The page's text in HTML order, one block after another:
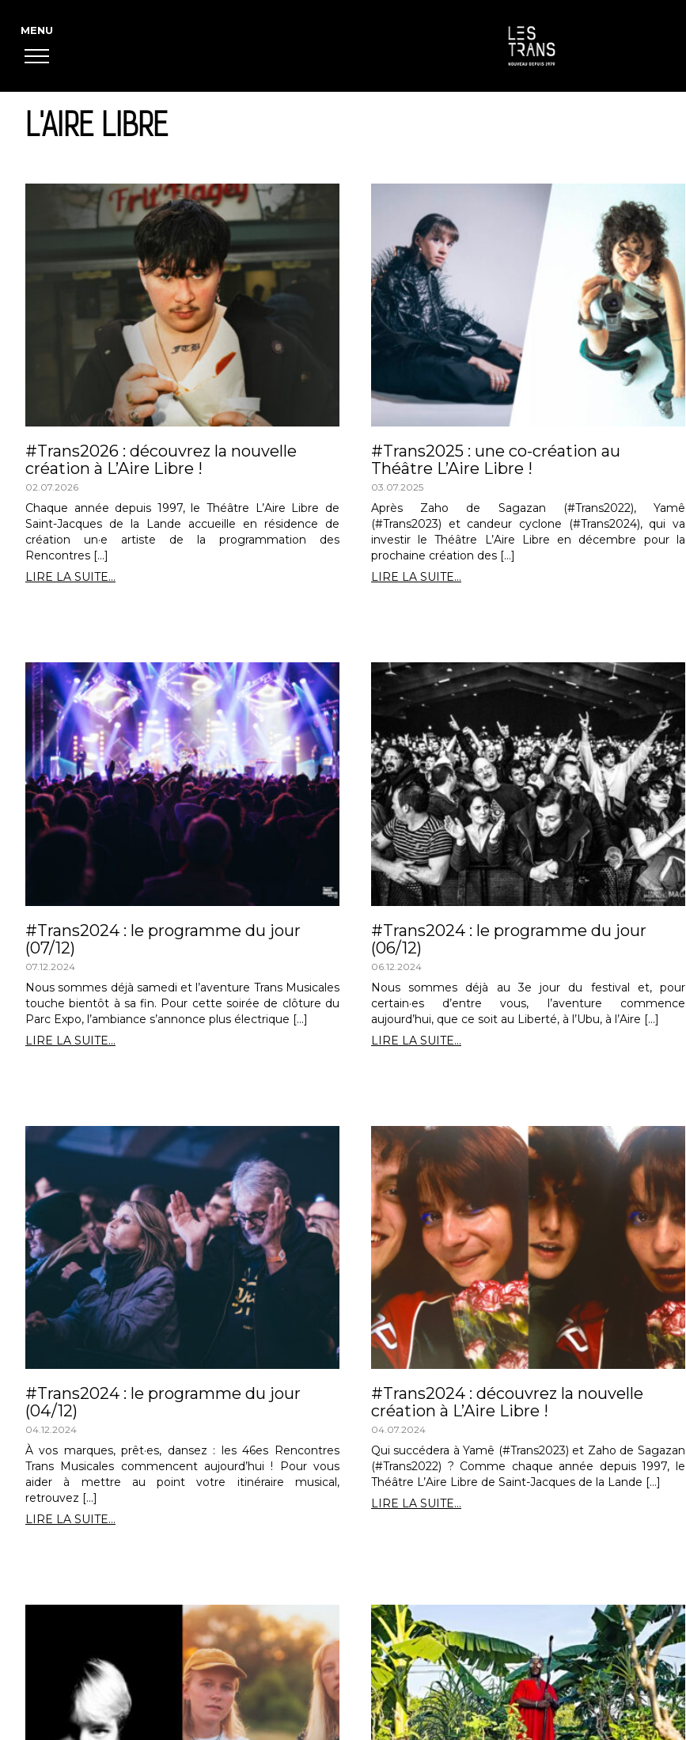
L'AIRE LIBRE
#Trans2026 : découvrez la nouvelle
création à L’Aire Libre !
02.07.2026
Chaque année depuis 1997, le Théâtre L’Aire Libre de
Saint-Jacques de la Lande accueille en résidence de
création un·e artiste de la programmation des
Rencontres […]
LIRE LA SUITE...
#Trans2025 : une co-création au
Théâtre L’Aire Libre !
03.07.2025
Après Zaho de Sagazan (#Trans2022), Yamê
(#Trans2023) et candeur cyclone (#Trans2024), qui va
investir le Théâtre L’Aire Libre en décembre pour la
prochaine création des […]
LIRE LA SUITE...
#Trans2024 : le programme du jour
(07/12)
07.12.2024
Nous sommes déjà samedi et l’aventure Trans Musicales
touche bientôt à sa fin. Pour cette soirée de clôture du
Parc Expo, l’ambiance s’annonce plus électrique […]
LIRE LA SUITE...
#Trans2024 : le programme du jour
(06/12)
06.12.2024
Nous sommes déjà au 3e jour du festival et, pour
certain·es d’entre vous, l’aventure commence
aujourd’hui, que ce soit au Liberté, à l’Ubu, à l’Aire […]
LIRE LA SUITE...
#Trans2024 : le programme du jour
(04/12)
04.12.2024
À vos marques, prêt·es, dansez : les 46es Rencontres
Trans Musicales commencent aujourd’hui ! Pour vous
aider à mettre au point votre itinéraire musical,
retrouvez […]
LIRE LA SUITE...
#Trans2024 : découvrez la nouvelle
création à L’Aire Libre !
04.07.2024
Qui succédera à Yamê (#Trans2023) et Zaho de Sagazan
(#Trans2022) ? Comme chaque année depuis 1997, le
Théâtre L’Aire Libre de Saint-Jacques de la Lande […]
LIRE LA SUITE...